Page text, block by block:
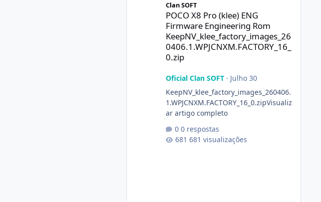
Clan SOFT
POCO X8 Pro (klee) ENG
Firmware Engineering Rom
KeepNV_klee_factory_images_26
0406.1.WPJCNXM.FACTORY_16_
0.zip
Oficial Clan SOFT· Julho 30
KeepNV_klee_factory_images_260406.
1.WPJCNXM.FACTORY_16_0.zipVisualiz
ar artigo completo
0 respostas
681 visualizações